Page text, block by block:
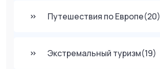
Путешествия по Европе(20)
Экстремальный туризм(19)